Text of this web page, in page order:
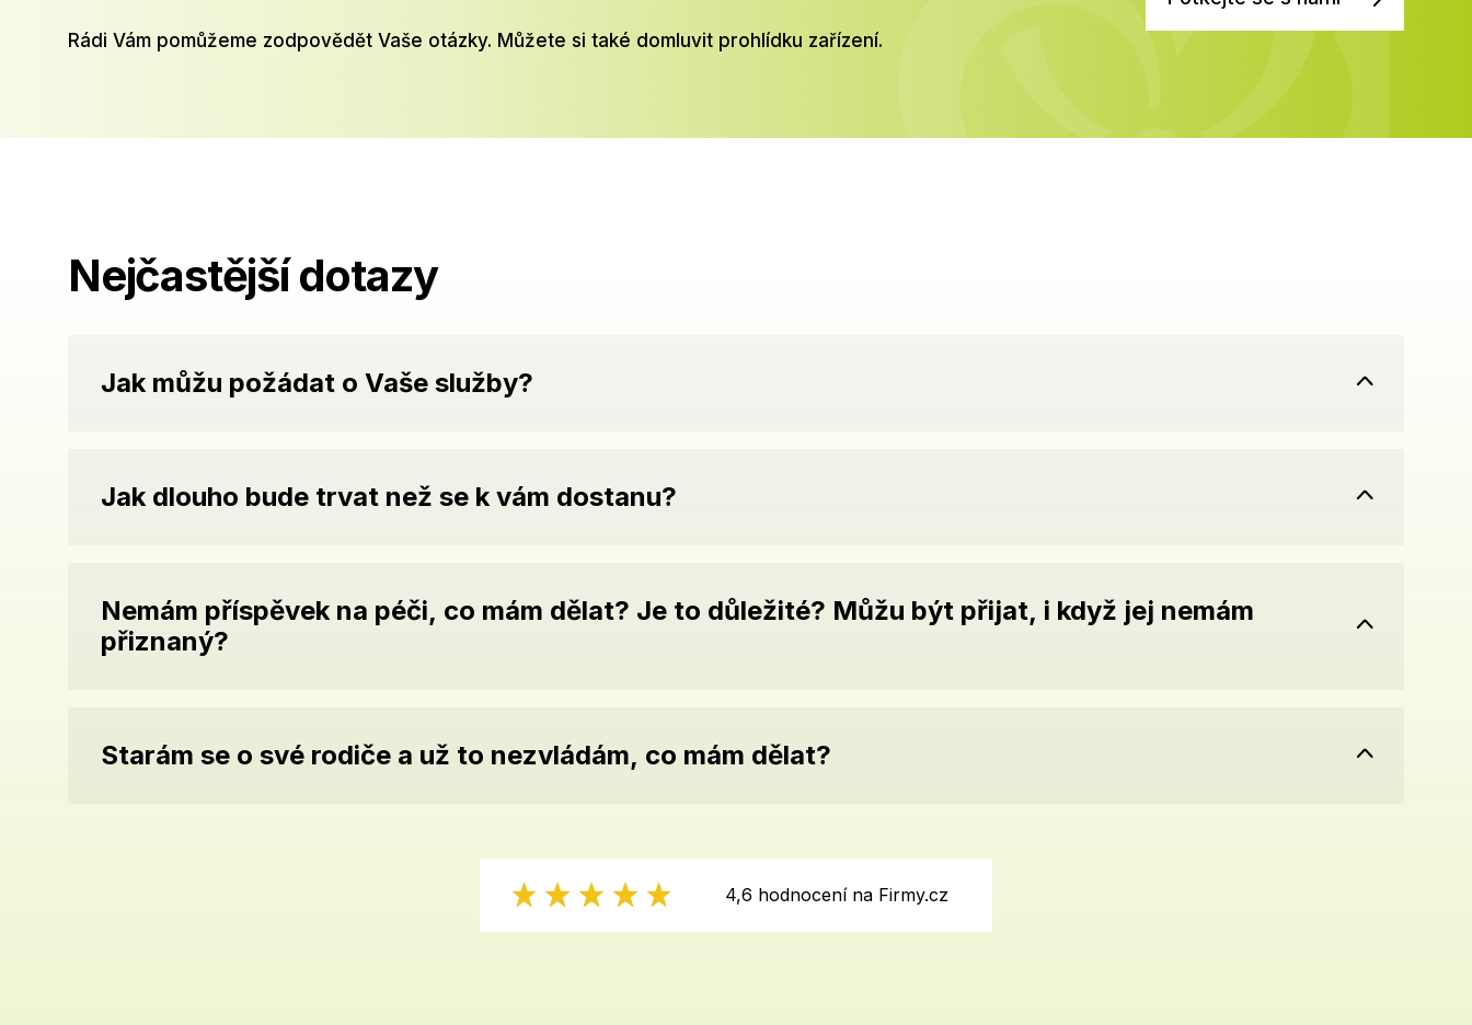
Rádi Vám pomůžeme zodpovědět Vaše otázky. Můžete si také domluvit prohlídku zařízení.
Nejčastější dotazy
Jak můžu požádat o Vaše služby?
Jak dlouho bude trvat než se k vám dostanu?
Nemám příspěvek na péči, co mám dělat? Je to důležité? Můžu být přijat, i když jej nemám
přiznaný?
Starám se o své rodiče a už to nezvládám, co mám dělat?
4,6 hodnocení na Firmy.cz